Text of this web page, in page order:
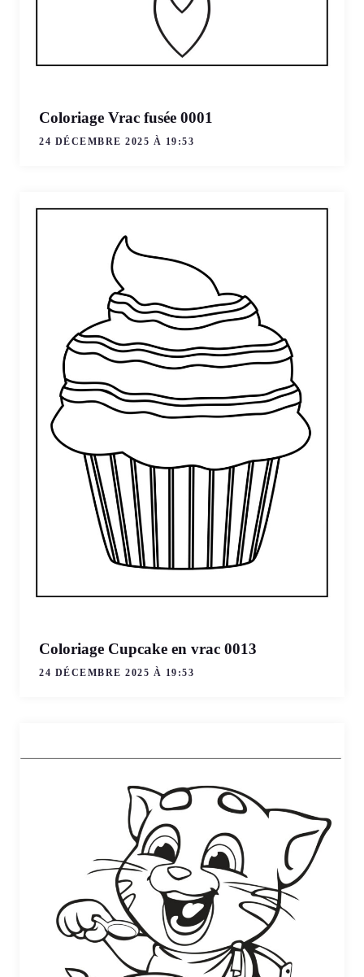
Coloriage Vrac fusée 0001
24 DÉCEMBRE 2025 À 19:53
Coloriage Cupcake en vrac 0013
24 DÉCEMBRE 2025 À 19:53